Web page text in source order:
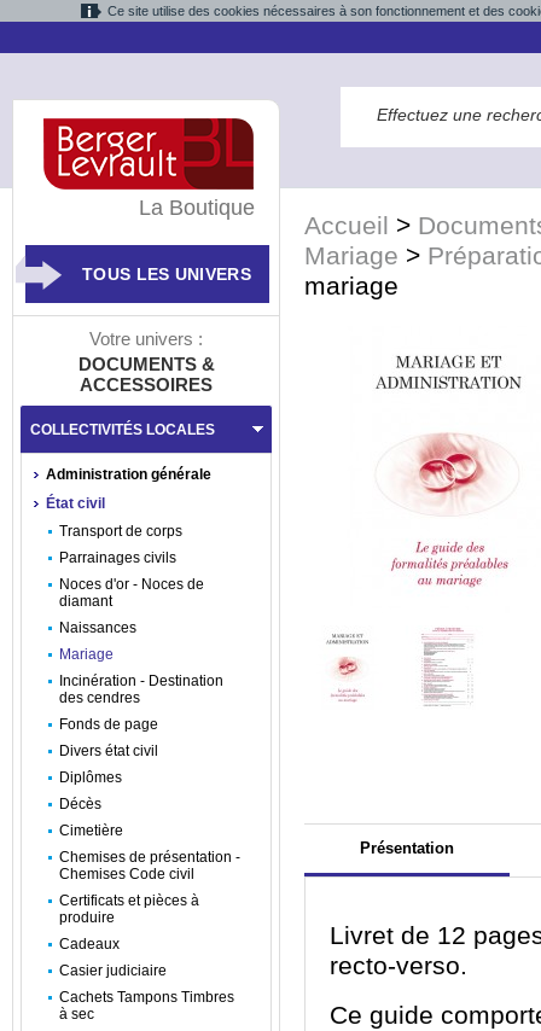
Ce site utilise des cookies nécessaires à son fonctionnement et des
Accueil >
Mariage >
mariage
Présentation
Livret de 12
recto-verso.
Ce guide
La Boutique
TOUS LES UNIVERS
Votre univers :
DOCUMENTS &
ACCESSOIRES
COLLECTIVITÉS LOCALES
Administration générale
État civil
Transport de corps
Parrainages civils
Noces d'or - Noces de
diamant
Naissances
Mariage
Incinération - Destination
des cendres
Fonds de page
Divers état civil
Diplômes
Décès
Cimetière
Chemises de présentation -
Chemises Code civil
Certificats et pièces à
produire
Cadeaux
Casier judiciaire
Cachets Tampons Timbres
à sec